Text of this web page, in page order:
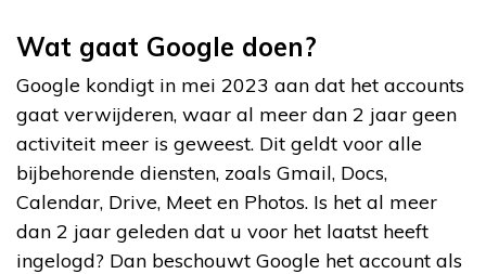
Wat gaat Google doen?
Google kondigt in mei 2023 aan dat het accounts
gaat verwijderen, waar al meer dan 2 jaar geen
activiteit meer is geweest. Dit geldt voor alle
bijbehorende diensten, zoals Gmail, Docs,
Calendar, Drive, Meet en Photos. Is het al meer
dan 2 jaar geleden dat u voor het laatst heeft
ingelogd? Dan beschouwt Google het account als